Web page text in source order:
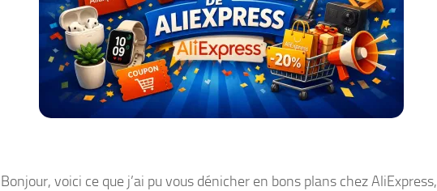
Bonjour, voici ce que j’ai pu vous dénicher en bons plans chez AliExpress,